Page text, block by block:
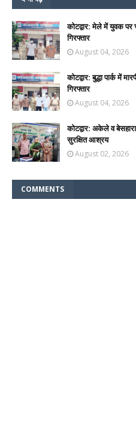
कोटद्वार: मेले में युवक
गिरफ्तार
August 04, 2026
कोटद्वार: बुद्धा पार्क में
गिरफ्तार
August 04, 2026
कोटद्वार: अकेले व
सुरक्षित आश्रय
August 02, 2026
COMMENTS